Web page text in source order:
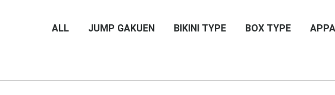
ALL JUMP GAKUEN BIKINI TYPE BOX TYPE